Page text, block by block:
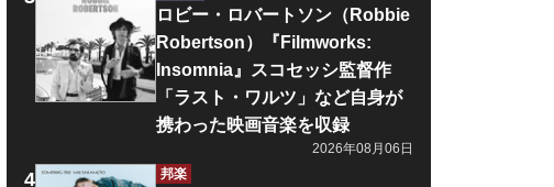
ロビー・ロバートソン（Robbie
Robertson）『Filmworks:
Insomnia』スコセッシ監督作
「ラスト・ワルツ」など自身が
携わった映画音楽を収録
2026年08月06日
邦楽